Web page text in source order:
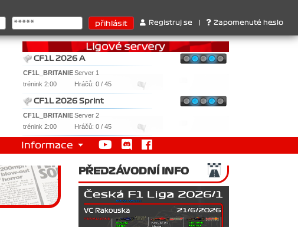
: 1. Ferrari . 2. Williams , 3. RedBull ..... SprintCup - 1. Jan
Registruj se Zapomenuté heslo
CF1L 2026 A
CF1L_BRITANIEServer 1
trénink 2:00
Hráčů: 0 / 45
CF1L 2026 Sprint
CF1L_BRITANIEServer 2
trénink 2:00
Hráčů: 0 / 45
Informace
PŘEDZÁVODNÍ INFO